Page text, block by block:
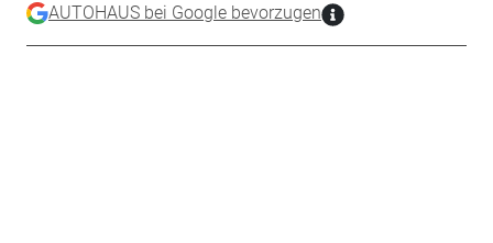
AUTOHAUS bei Google bevorzugen